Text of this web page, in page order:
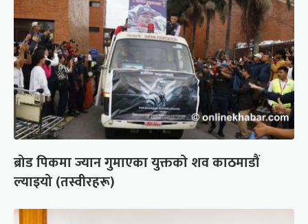
ब्रोड पिकमा ज्यान गुमाएका युक्तको शव काठमाडौं
ल्याइयो (तस्वीरहरू)